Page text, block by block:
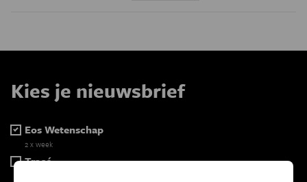
Kies je nieuwsbrief
Eos Wetenschap
2 x week
Tracé